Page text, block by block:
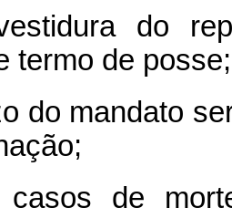
do
termo de posse;
do mandato
de